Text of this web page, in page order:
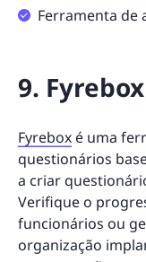
Ferramenta de
9. Fyrebox
Fyrebox é uma
questionários
a criar
Verifique o
funcionários ou
organização